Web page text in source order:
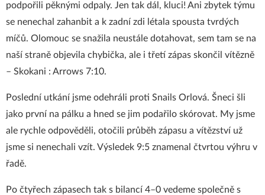
podpořili pěknými odpaly. Jen tak dál, kluci! Ani zbytek týmu
se nenechal zahanbit a k zadní zdi létala spousta tvrdých
míčů. Olomouc se snažila neustále dotahovat, sem tam se na
naší straně objevila chybička, ale i třetí zápas skončil vítězně
– Skokani : Arrows 7:10.
Poslední utkání jsme odehráli proti Snails Orlová. Šneci šli
jako první na pálku a hned se jim podařilo skórovat. My jsme
ale rychle odpověděli, otočili průběh zápasu a vítězství už
jsme si nenechali vzít. Výsledek 9:5 znamenal čtvrtou výhru v
řadě.
Po čtyřech zápasech tak s bilancí 4–0 vedeme společně s